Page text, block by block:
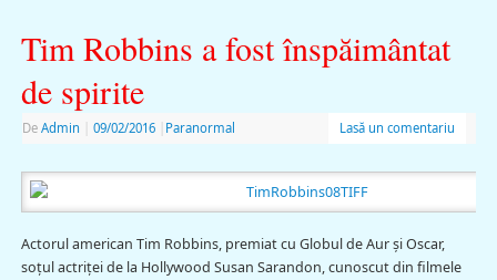
Tim Robbins a fost înspăimântat
de spirite
De Admin 09/02/2016 Paranormal Lasă un comentariu
Actorul american Tim Robbins, premiat cu Globul de Aur şi Oscar,
soţul actriţei de la Hollywood Susan Sarandon, cunoscut din filmele